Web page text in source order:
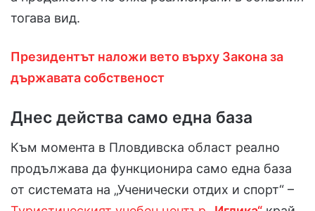
тогава вид.
Президентът наложи вето върху Закона за
държавата собственост
Днес действа само една база
Към момента в Пловдивска област реално
продължава да функционира само една база
от системата на „Ученически отдих и спорт“ –